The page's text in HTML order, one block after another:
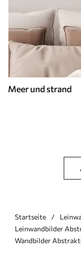
Meer und strand
Startseite
Leinwandbilder
Wandbilder